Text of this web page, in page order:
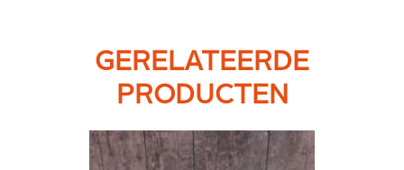
GERELATEERDE
PRODUCTEN